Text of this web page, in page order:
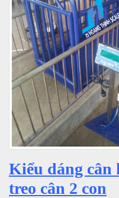
Kiểu dáng cân
treo cân 2 con